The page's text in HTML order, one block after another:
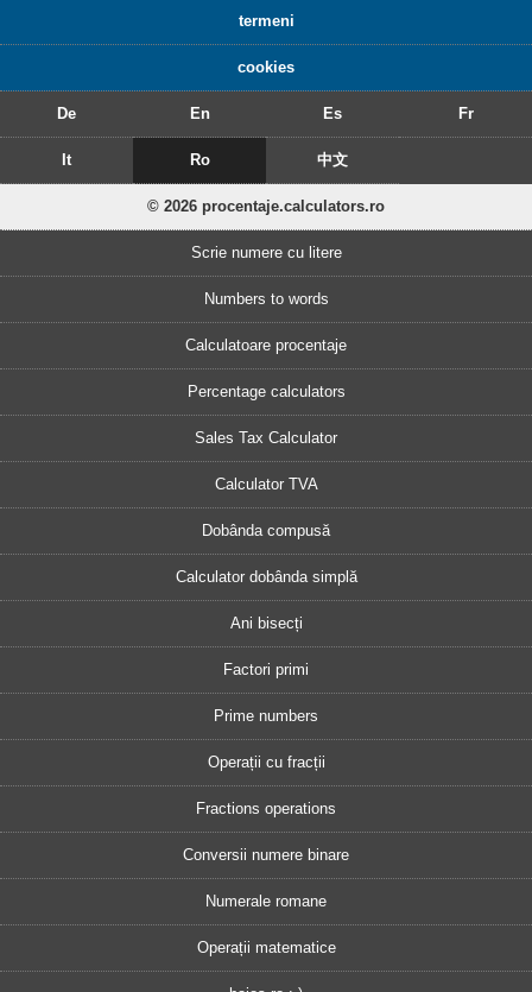
termeni
cookies
De En Es Fr
It Ro 中文
© 2026 procentaje.calculators.ro
Scrie numere cu litere
Numbers to words
Calculatoare procentaje
Percentage calculators
Sales Tax Calculator
Calculator TVA
Dobânda compusă
Calculator dobânda simplă
Ani bisecți
Factori primi
Prime numbers
Operații cu fracții
Fractions operations
Conversii numere binare
Numerale romane
Operații matematice